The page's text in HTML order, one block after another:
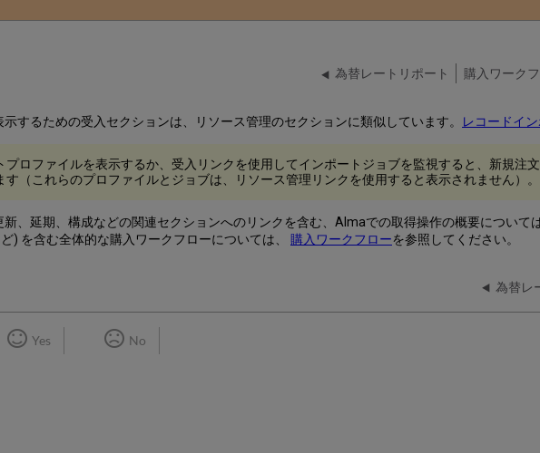
為替レートリポート 購入ワーク
するための受入セクションは、リソース管理のセクションに類似しています。 レコードイン
プロファイルを表示するか、受入リンクを使用してインポートジョブを監視すると、新規注
す（これらのプロファイルとジョブは、リソース管理リンクを使用すると表示されません）。
、延期、構成などの関連セクションへのリンクを含む、Almaでの取得操作の概要について
) を含む全体的な購入ワークフローについては、 購入ワークフローを参照してください。
為替レ
Yes No